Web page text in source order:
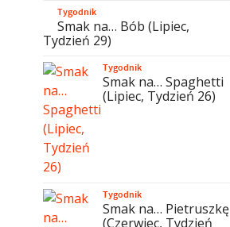
Tygodnik
Smak na… Bób (Lipiec,
Tydzień 29)
Tygodnik
Smak na… Spaghetti
(Lipiec, Tydzień 26)
Tygodnik
Smak na… Pietruszkę
(Czerwiec, Tydzień